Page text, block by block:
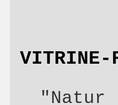
"Natur